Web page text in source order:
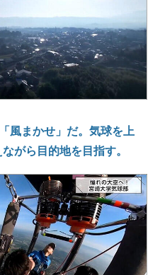
風まかせ」だ。気球を上
がら目的地を目指す。